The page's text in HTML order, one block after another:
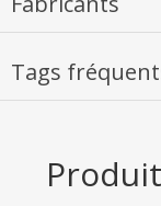
Tags